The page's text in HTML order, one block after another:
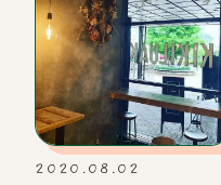
2020.08.02